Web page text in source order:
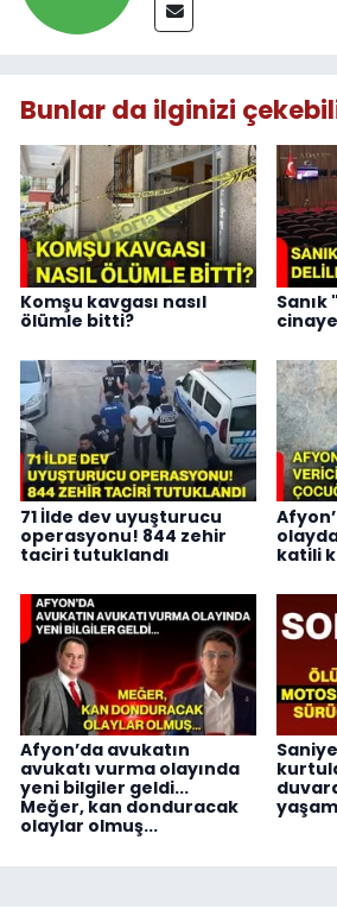
Bunlar da ilginizi
Komşu kavgası nasıl
ölümle bitti?
71 İlde dev uyuşturucu
operasyonu! 844 zehir
taciri tutuklandı
katili
Afyon’da avukatın
avukatı vurma olayında
yeni bilgiler geldi...
Meğer, kan donduracak
olaylar olmuş...